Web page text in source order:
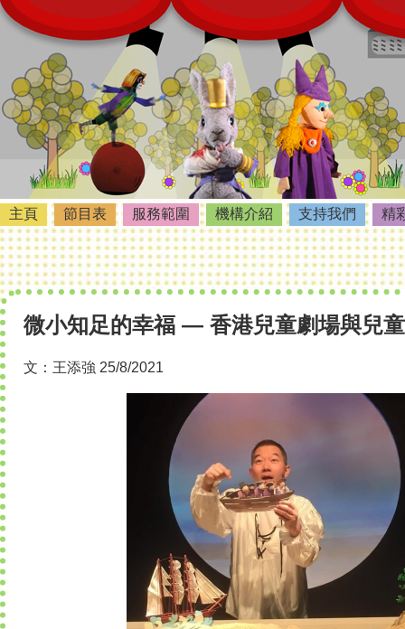
主頁 節目表 服務範圍 機構介紹 支持我們 精
微小知足的幸福 — 香港兒童劇場與兒
文：王添強 25/8/2021